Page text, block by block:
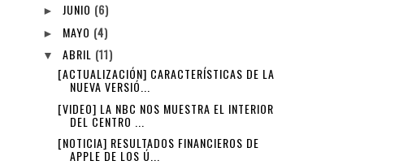
► JUNIO (6)
► MAYO (4)
▼ABRIL (11)
[ACTUALIZACIÓN] CARACTERÍSTICAS DE LA
NUEVA VERSIÓ...
[VIDEO] LA NBC NOS MUESTRA EL INTERIOR
DEL CENTRO ...
[NOTICIA] RESULTADOS FINANCIEROS DE
APPLE DE LOS Ú...